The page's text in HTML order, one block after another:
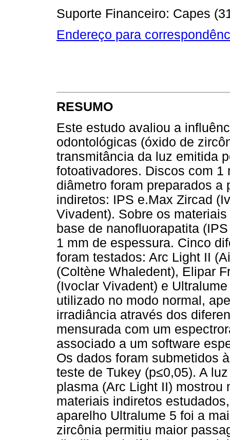
Suporte Financeiro: Capes
Endereço para
RESUMO
Este estudo avaliou a
odontológicas (óxido de
transmitância da luz emitida
fotoativadores. Discos com 1
diâmetro foram preparados a
indiretos: IPS e.Max Zircad
Vivadent). Sobre os
base de nanofluorapatita
1 mm de espessura. Cinco
foram testados: Arc Light II
(Coltène Whaledent), Elipar
(Ivoclar Vivadent) e
utilizado no modo normal,
irradiância através dos
mensurada com um
associado a um software
Os dados foram submetidos
teste de Tukey (p≤0,05). A
plasma (Arc Light II) mostrou
materiais indiretos
aparelho Ultralume 5 foi a
zircônia permitiu maior